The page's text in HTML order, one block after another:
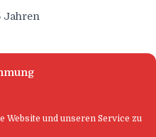
Website und unseren Service zu
Jahren